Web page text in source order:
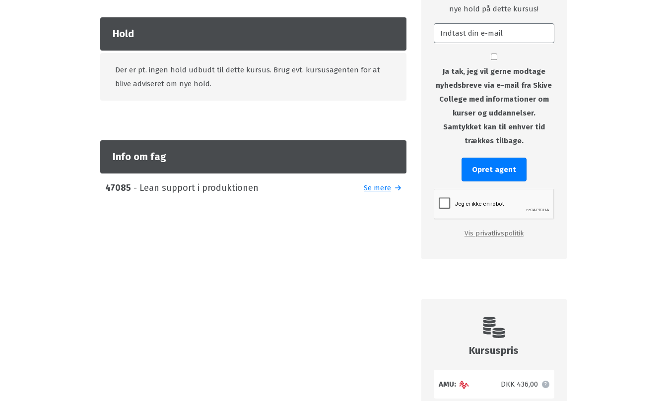
Hold
Der er pt. ingen hold udbudt til dette kursus. Brug evt. kursusagenten for at
blive adviseret om nye hold.
Info om fag
47085 - Lean support i produktionen Se mere
nye hold på dette kursus!
Ja tak, jeg vil gerne modtage
nyhedsbreve via e-mail fra Skive
College med informationer om
kurser og uddannelser.
Samtykket kan til enhver tid
trækkes tilbage.
Opret agent
Vis privatlivspolitik
Kursuspris
AMU: DKK 436,00